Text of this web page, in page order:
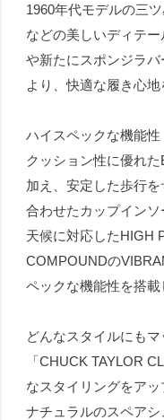
1960年代モデルの三
などの美しいディテ
や新たにスポンジラ
より、快適な履き心地
ハイスペックな機能性
クッション性に優れ
加え、安定した歩行
合わせたカップイン
天候に対応したHIGH
COMPOUNDの
ペックな機能性を搭載
どんなスタイルにもマ
「CHUCK TAYLOR
なスタイリングをアッ
ナチュラルのスペアシ